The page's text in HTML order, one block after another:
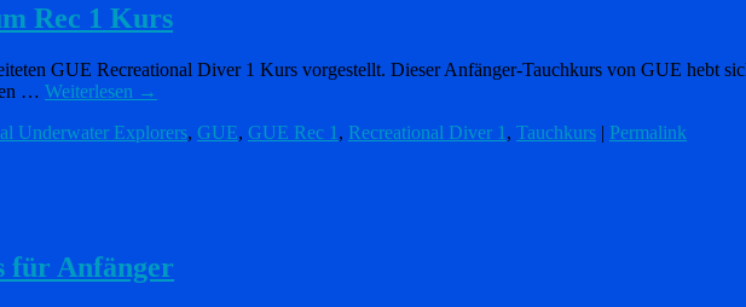
Rec 1 Kurs
GUE Recreational Diver 1 Kurs vorgestellt. Dieser Anfänger-Tauchkurs von GUE hebt
… Weiterlesen →
Underwater Explorers, GUE, GUE Rec 1 , Recreational Diver 1 , Tauchkurs | Permalink
für Anfänger